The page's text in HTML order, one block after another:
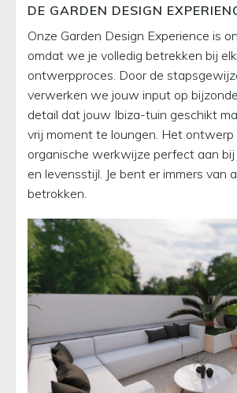
DE GARDEN DESIGN
Onze Garden Design Experience is
omdat we je volledig betrekken bij
ontwerpproces. Door de
verwerken we jouw input op
detail dat jouw Ibiza-tuin geschikt
vrij moment te loungen. Het ontwerp
organische werkwijze perfect aan
en levensstijl. Je bent er immers van
betrokken.